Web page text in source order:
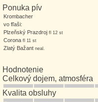
Ponuka pív
Krombacher
vo fľaši:
Plzeňský Prazdroj fl 12 st
Corona fl 11 st
Zlatý Bažant neal.
Hodnotenie
Celkový dojem, atmosféra
Kvalita obsluhy